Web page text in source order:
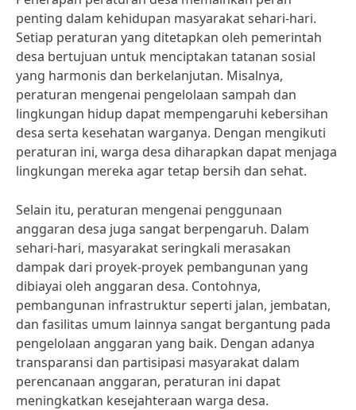
penting dalam kehidupan masyarakat sehari-hari.
Setiap peraturan yang ditetapkan oleh pemerintah
desa bertujuan untuk menciptakan tatanan sosial
yang harmonis dan berkelanjutan. Misalnya,
peraturan mengenai pengelolaan sampah dan
lingkungan hidup dapat mempengaruhi kebersihan
desa serta kesehatan warganya. Dengan mengikuti
peraturan ini, warga desa diharapkan dapat menjaga
lingkungan mereka agar tetap bersih dan sehat.
Selain itu, peraturan mengenai penggunaan
anggaran desa juga sangat berpengaruh. Dalam
sehari-hari, masyarakat seringkali merasakan
dampak dari proyek-proyek pembangunan yang
dibiayai oleh anggaran desa. Contohnya,
pembangunan infrastruktur seperti jalan, jembatan,
dan fasilitas umum lainnya sangat bergantung pada
pengelolaan anggaran yang baik. Dengan adanya
transparansi dan partisipasi masyarakat dalam
perencanaan anggaran, peraturan ini dapat
meningkatkan kesejahteraan warga desa.